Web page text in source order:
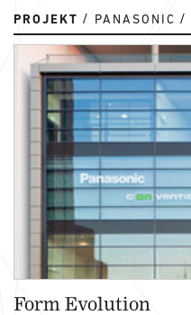
PROJEKT PANASONIC
Form Evolution